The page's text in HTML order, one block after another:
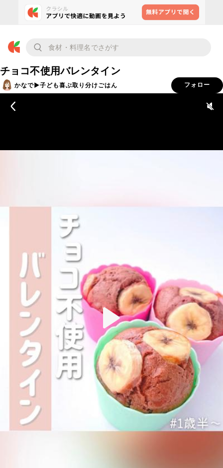
チョコ不使用バレンタイン
かなで▶︎子ども喜ぶ取り分けごはん フォロー